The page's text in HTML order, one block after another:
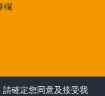
確定您同意及接受我
欄